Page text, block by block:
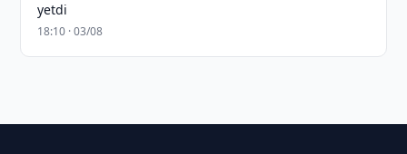
yetdi
18:10 · 03/08